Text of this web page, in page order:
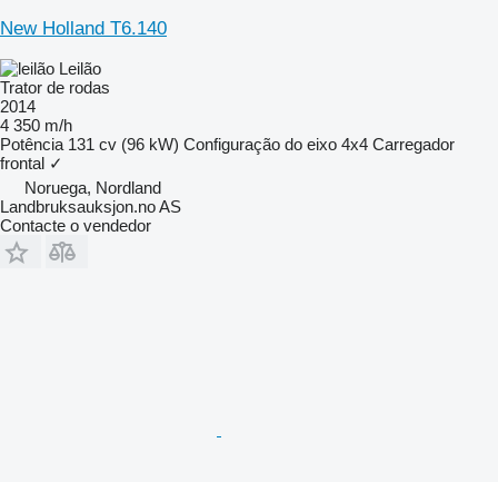
New Holland T6.140
Leilão
Trator de rodas
2014
4 350 m/h
Potência 131 cv (96 kW) Configuração do eixo 4x4 Carregador
frontal ✓
Noruega, Nordland
Landbruksauksjon.no AS
Contacte o vendedor